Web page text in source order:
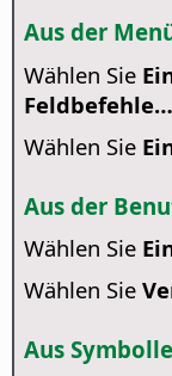
Aus der
Wählen Sie
Wählen Sie
Aus der
Wählen Sie
Wählen Sie
Aus